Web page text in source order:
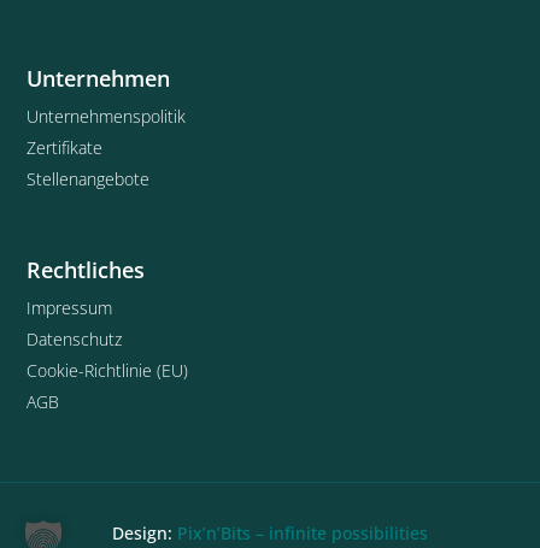
Unternehmen
Unternehmenspolitik
Zertifikate
Stellenangebote
Rechtliches
Impressum
Datenschutz
Cookie-Richtlinie (EU)
AGB
Design: Pix’n’Bits – infinite possibilities